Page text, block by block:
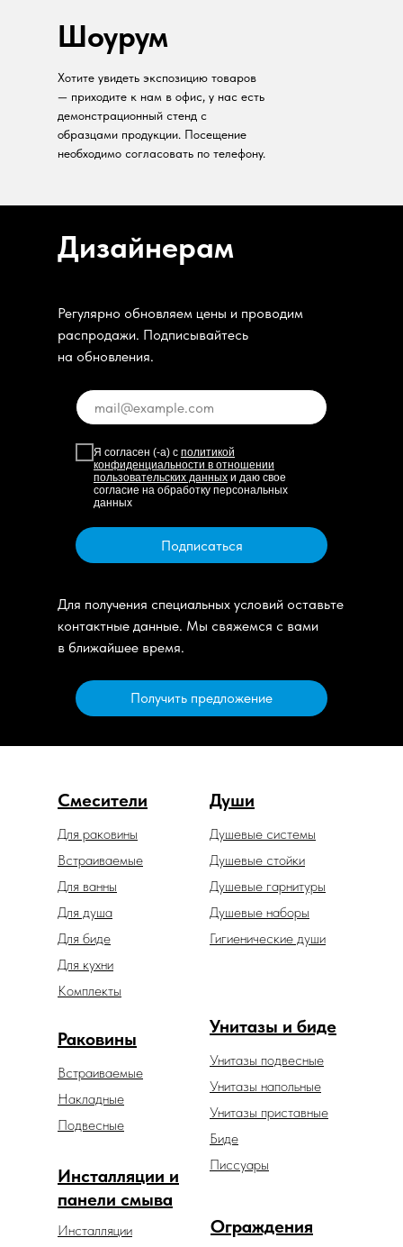
Шоурум
Хотите увидеть экспозицию товаров
— приходите к нам в офис, у нас есть
демонстрационный стенд с
образцами продукции. Посещение
необходимо согласовать по телефону.
Дизайнерам
Регулярно обновляем цены и проводим
распродажи. Подписывайтесь
на обновления.
Я согласен (-а) с политикой
конфиденциальности в отношении
пользовательских данных и даю свое
согласие на обработку персональных
данных
Подписаться
Для получения специальных условий оставьте
контактные данные. Мы свяжемся с вами
в ближайшее время.
Получить предложение
Смесители Души
Душевые гарнитуры
Душевые системы
Гигиенические души
Душевые наборы
Унитазы и биде
Унитазы подвесные
Унитазы напольные
Унитазы приставные
Раковины
Встраиваемые
Накладные
Подвесные
Встраиваемые
Для биде
Для ванны
Для душа
Для раковины
Для кухни
Ограждения
Душевые стойки
Биде
Инсталляции и
панели смыва
Инсталляции
Комплекты
Писсуары